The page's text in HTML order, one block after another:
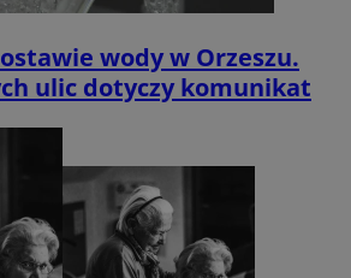
wody w Orzeszu.
ulic dotyczy komunikat